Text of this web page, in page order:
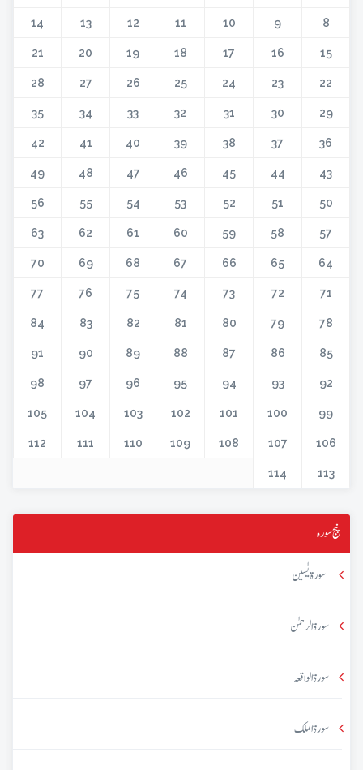
8
9
10
11
12
13
14
15
16
17
18
19
20
21
22
23
24
25
26
27
28
29
30
31
32
33
34
35
36
37
38
39
40
41
42
43
44
45
46
47
48
49
50
51
52
53
54
55
56
57
58
59
60
61
62
63
64
65
66
67
68
69
70
71
72
73
74
75
76
77
78
79
80
81
82
83
84
85
86
87
88
89
90
91
92
93
94
95
96
97
98
99
100
101
102
103
104
105
106
107
108
109
110
111
112
113
114
پنج سورہ
سورۃ یٰسین
سورۃ الرحمٰن
سورۃ الواقعہ
سورۃ الملک